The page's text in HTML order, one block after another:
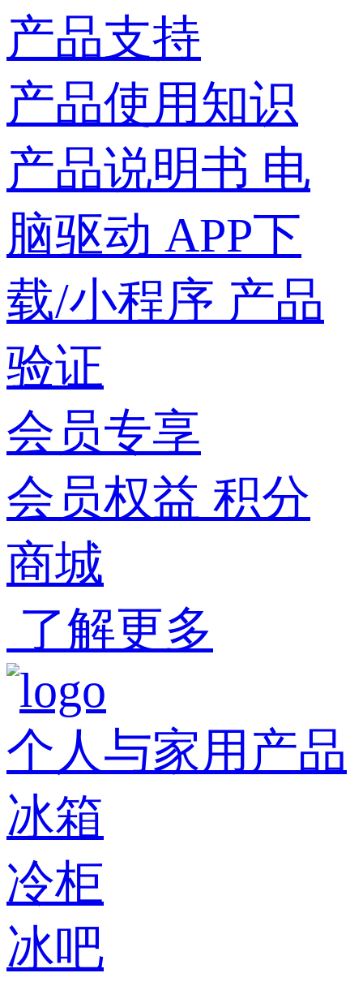
产品支持
产品使用知识
产品说明书 电
脑驱动 APP下
载/小程序 产品
验证
会员专享
会员权益 积分
商城
了解更多
个人与家用产品
冰箱
冷柜
冰吧